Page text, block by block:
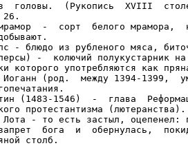
головы.  (Рукопись  XVIII
-  сорт  белого мрамора,
- блюдо из рубленого мяса,
-  колючий полукустарник
которого употребляются как
(род.  между 1394-1399,
(1483-1546)  -  глава
протестантизма (лютеранства).
- то есть застыл, оцепенел:
бога  и  обернулась,
столб.